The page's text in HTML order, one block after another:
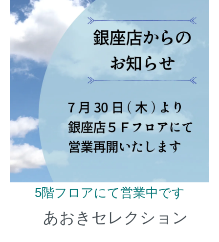
5階フロアにて営業中です
あおきセレクション